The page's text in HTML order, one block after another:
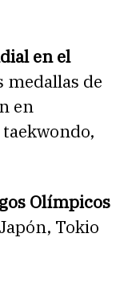
en el
medallas de
en
Olímpicos
Tokio